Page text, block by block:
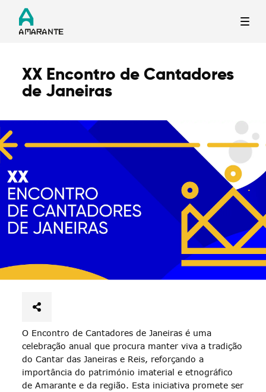
Termo de Pesquisa
Filtros
XX Encontro de Cantadores
de Janeiras
O Encontro de Cantadores de Janeiras é uma
celebração anual que procura manter viva a tradição
do Cantar das Janeiras e Reis, reforçando a
importância do património imaterial e etnográfico
de Amarante e da região. Esta iniciativa promete ser